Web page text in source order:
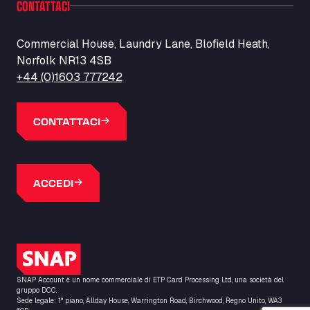
Barneys Diner
Bars Logistics Ltd
Elm Farm Depot, CO6 1HU
Bartrums Haulage & Storage
Basiq Truck Cleaning Amsterdam
Fahrenheitweg 20, 6101 WR
Basiq Truck Cleaning Hoogeveen
A.G. Bellstraat 35A, 7903 AD
16 Inchmuir Road, EH48 2EP
Batim Truckstop
Lar Bck Z 7 Mennen, 8930
Baumann Spedition Dresden GmbH
CONTATTACI
Commercial House, Laundry Lane, Blofield Heath,
Norfolk NR13 4SB
+44 (0)1603 777242
CONTATTACI
ACCEDI
Logo SNAP
SNAP Account è un nome commerciale di ETP Card Processing Ltd, una società del
gruppo DCC.
Sede legale: 1° piano, Allday House, Warrington Road, Birchwood, Regno Unito, WA3